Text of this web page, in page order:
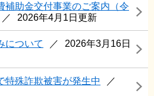
補助金交付事業のご案内（令
2026年4月1日更新
について
2026年3月16日
特殊詐欺被害が発生中